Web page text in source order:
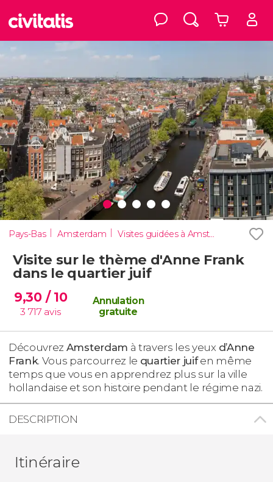
Pays-Bas Amsterdam Visites guidées à Amsterdam
Visite sur le thème d'Anne Frank
dans le quartier juif
9,30 / 10
3 717 avis
Annulation
gratuite
Découvrez Amsterdam à travers les yeux d’Anne
Frank. Vous parcourrez le quartier juifen même
temps que vous en apprendrez plus sur la ville
hollandaise et son histoire pendant le régime nazi.
DESCRIPTION
Itinéraire